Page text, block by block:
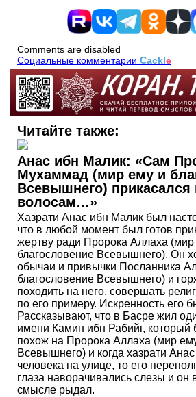
Comments are disabled
Социальные комментарии Cackle
Читайте также:
Анас ибн Малик: «Сам
Мухаммад (мир ему и
Всевышнего) прикасался
волосам…»
Хазрати Анас ибн Малик был
что в любой момент был готов
жертву ради Пророка Аллаха (мир
благословение Всевышнего). Он
обычаи и привычки Посланника
благословение Всевышнего) и
походить на него, совершать
по его примеру. Искренность его
Рассказывают, что в Басре жил
имени Камин ибн Рабийг,
похож на Пророка Аллаха (мир
Всевышнего) и когда хазрати Анас
человека на улице, то его
глаза наворачивались слезы и он
смысле рыдал.